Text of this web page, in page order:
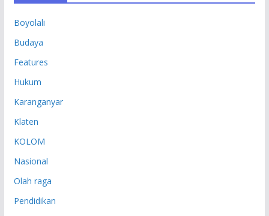
Boyolali
Budaya
Features
Hukum
Karanganyar
Klaten
KOLOM
Nasional
Olah raga
Pendidikan